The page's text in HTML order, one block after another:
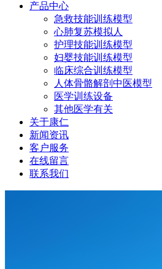
产品中心
急救技能训练模型
心肺复苏模拟人
护理技能训练模型
妇婴技能训练模型
临床综合训练模型
人体骨骼解剖中医模型
医学训练设备
其他医学有关
关于康仁
新闻资讯
客户服务
在线留言
联系我们